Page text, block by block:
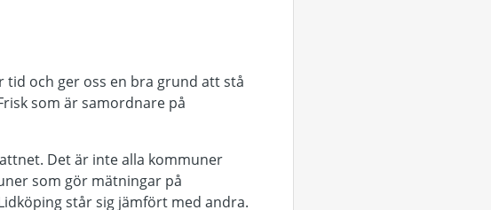
och ger oss en bra grund att stå
som är samordnare på
Det är inte alla kommuner
som gör mätningar på
står sig jämfört med andra.